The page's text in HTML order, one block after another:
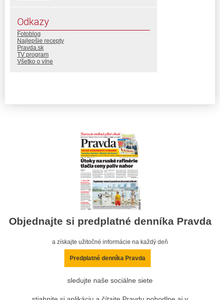
Odkazy
Fotoblog
Najlepšie recepty
Pravda.sk
TV program
Všetko o víne
Objednajte si predplatné denníka Pravda
a získajte užitočné informácie na každý deň
Predplatné denníka Pravda
sledujte naše sociálne siete